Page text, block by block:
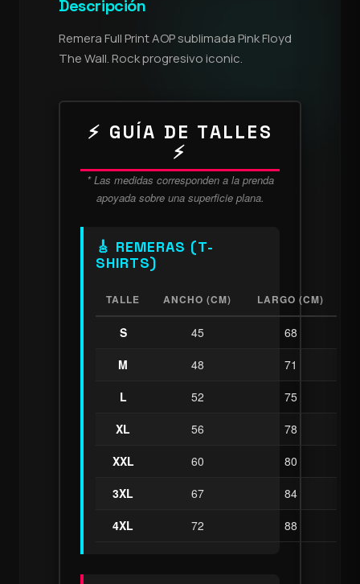
Descripción
Remera Full Print AOP sublimada Pink Floyd
The Wall. Rock progresivo iconic.
⚡ GUÍA DE TALLES
⚡
* Las medidas corresponden a la prenda
apoyada sobre una superficie plana.
🎸 REMERAS (T-
SHIRTS)
TALLE ANCHO (CM) LARGO (CM)
S 45
68
M
48
71
L
52
75
XL
56
78
XXL
60
80
3XL
67
84
4XL
72 88